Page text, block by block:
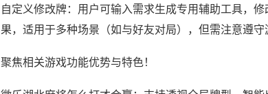
自定义修改牌：用户可输入需求生成专用辅助工具，
果，适用于多种场景（如与好友对局），但需注意遵守
聚焦相关游戏功能优势与特色！